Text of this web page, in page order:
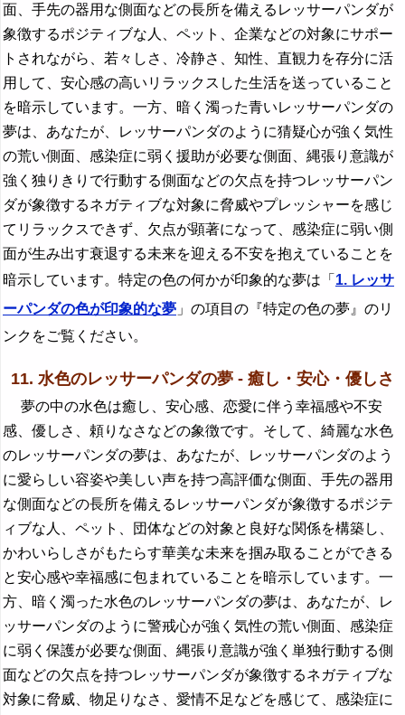
面、手先の器用な側面などの長所を備えるレッサーパンダが
象徴するポジティブな人、ペット、企業などの対象にサポー
トされながら、若々しさ、冷静さ、知性、直観力を存分に活
用して、安心感の高いリラックスした生活を送っていること
を暗示しています。一方、暗く濁った青いレッサーパンダの
夢は、あなたが、レッサーパンダのように猜疑心が強く気性
の荒い側面、感染症に弱く援助が必要な側面、縄張り意識が
強く独りきりで行動する側面などの欠点を持つレッサーパン
ダが象徴するネガティブな対象に脅威やプレッシャーを感じ
てリラックスできず、欠点が顕著になって、感染症に弱い側
面が生み出す衰退する未来を迎える不安を抱えていることを
暗示しています。特定の色の何かが印象的な夢は「 1. レッサ
ーパンダの色が印象的な夢 」の項目の『特定の色の夢』のリ
ンクをご覧ください。
11. 水色のレッサーパンダの夢 - 癒し・安心・優しさ
夢の中の水色は癒し、安心感、恋愛に伴う幸福感や不安
感、優しさ、頼りなさなどの象徴です。そして、綺麗な水色
のレッサーパンダの夢は、あなたが、レッサーパンダのよう
に愛らしい容姿や美しい声を持つ高評価な側面、手先の器用
な側面などの長所を備えるレッサーパンダが象徴するポジテ
ィブな人、ペット、団体などの対象と良好な関係を構築し、
かわいらしさがもたらす華美な未来を掴み取ることができる
と安心感や幸福感に包まれていることを暗示しています。一
方、暗く濁った水色のレッサーパンダの夢は、あなたが、レ
ッサーパンダのように警戒心が強く気性の荒い側面、感染症
に弱く保護が必要な側面、縄張り意識が強く単独行動する側
面などの欠点を持つレッサーパンダが象徴するネガティブな
対象に脅威、物足りなさ、愛情不足などを感じて、感染症に